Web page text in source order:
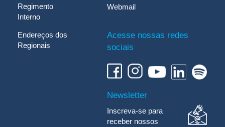
Regimento
Interno
Endereços dos
Regionais
Webmail
Acesse nossas redes
sociais
Newsletter
Inscreva-se para
receber nossos